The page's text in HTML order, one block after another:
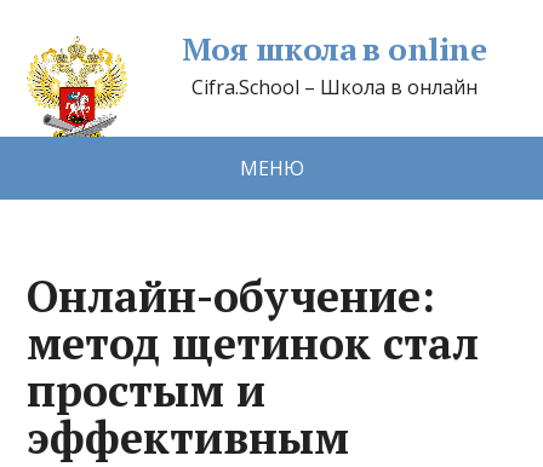
Моя школа в online
Cifra.School – Школа в онлайн
МЕНЮ
Онлайн-обучение:
метод щетинок стал
простым и
эффективным